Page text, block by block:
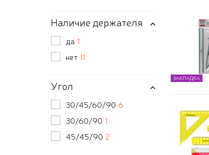
Наличие держателя
да 1
нет 11
Угол
30/45/60/90 6
30/60/90 1
45/45/90 2
ЗАКЛАДКА